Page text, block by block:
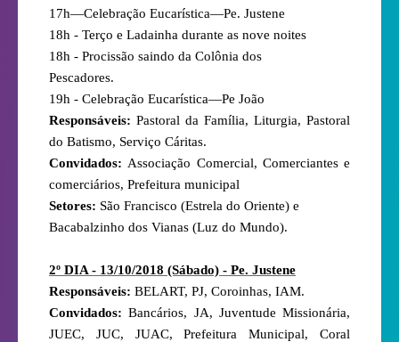
17h—Celebração Eucarística—Pe. Justene
18h - Terço e Ladainha durante as nove noites
18h - Procissão saindo da Colônia dos
Pescadores.
19h - Celebração Eucarística—Pe João
Responsáveis: Pastoral da Família, Liturgia, Pastoral
do Batismo, Serviço Cáritas.
Convidados: Associação Comercial, Comerciantes e
comerciários, Prefeitura municipal
Setores: São Francisco (Estrela do Oriente) e
Bacabalzinho dos Vianas (Luz do Mundo).
2º DIA - 13/10/2018 (Sábado) - Pe. Justene
Responsáveis: BELART, PJ, Coroinhas, IAM.
Convidados:Bancários, JA, Juventude Missionária,
JUEC, JUC, JUAC, Prefeitura Municipal, Coral